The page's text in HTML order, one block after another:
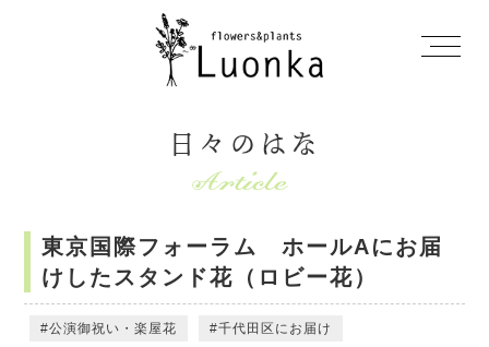
日々のはな
東京国際フォーラム ホールAにお届
けしたスタンド花（ロビー花）
公演御祝い・楽屋花 千代田区にお届け